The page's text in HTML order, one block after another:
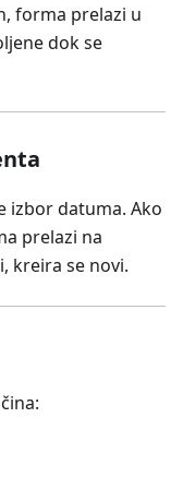
forma prelazi u
dok se
izbor datuma. Ako
prelazi na
kreira se novi.